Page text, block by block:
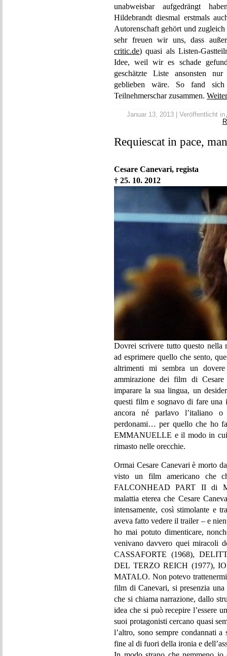
unabweisbar aufgedrängt
Hildebrandt diesmal erstmals
Autorenschaft gehört und
sehr freuen wir uns, dass
critic.de) quasi als Listen-
Idee, weil wir es schade
geschätzte Liste ansonsten
geblieben wäre. So fand
Teilnehmerschar zusammen.
Januar 13, 2013 | Veröffentlicht in
Requiescat in pace,
Cesare Canevari, regista
† 25. 10. 2012
Dovrei scrivere tutto questo nella
ad esprimere quello che sento,
altrimenti mi sembra un
ammirazione dei film di
imparare la sua lingua, un
questi film e sognavo di fare una
ancora né parlavo l’italiano
perdonami… per quello che ho
EMMANUELLE e il modo in cui
rimasto nelle orecchie.
Ormai Cesare Canevari è morto
visto un film americano che
FALCONHEAD PART II di
malattia eterea che Cesare
intensamente, così stimolante e
aveva fatto vedere il trailer – e
ho mai potuto dimenticare,
venivano davvero quei miracoli
CASSAFORTE (1968),
DEL TERZO REICH (1977),
MATALO. Non potevo
film di Canevari, si presenzia
che si chiama narrazione, dallo
idea che si può recepire l’essere
suoi protagonisti cercano quasi
l’altro, sono sempre condannati
fine al di fuori della ironia e